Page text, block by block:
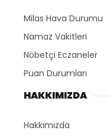
Milas Hava Durumu
Namaz Vakitleri
Nöbetçi Eczaneler
Puan Durumları
HAKKIMIZDA
Hakkımızda